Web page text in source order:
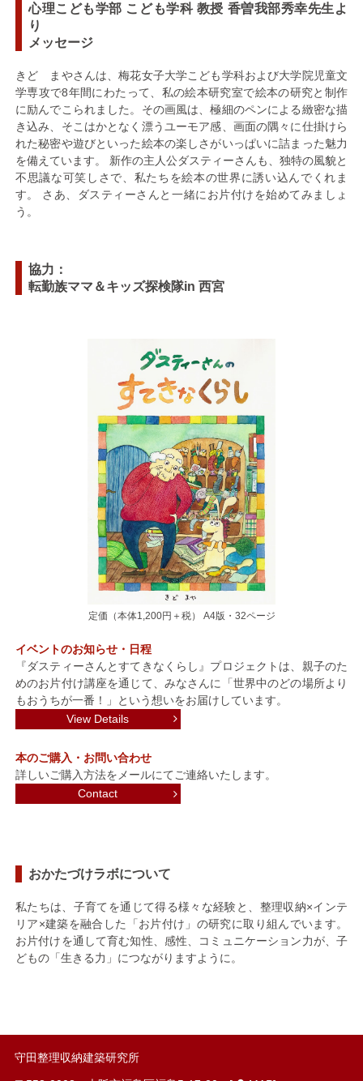
心理こども学部 こども学科 教授 香曽我部秀幸先生よ
り
メッセージ
きど まやさんは、梅花女子大学こども学科および大学院児童文
学専攻で8年間にわたって、私の絵本研究室で絵本の研究と制作
に励んでこられました。その画風は、極細のペンによる緻密な描
き込み、そこはかとなく漂うユーモア感、画面の隅々に仕掛けら
れた秘密や遊びといった絵本の楽しさがいっぱいに詰まった魅力
を備えています。 新作の主人公ダスティーさんも、独特の風貌と
不思議な可笑しさで、私たちを絵本の世界に誘い込んでくれま
す。 さあ、ダスティーさんと一緒にお片付けを始めてみましょ
う。
協力：
転勤族ママ＆キッズ探検隊in 西宮
定価（本体1,200円＋税） A4版・32ページ
イベントのお知らせ・日程
『ダスティーさんとすてきなくらし』プロジェクトは、親子のた
めのお片付け講座を通じて、みなさんに「世界中のどの場所より
もおうちが一番！」という想いをお届けしています。
View Details
本のご購入・お問い合わせ
詳しいご購入方法をメールにてご連絡いたします。
Contact
おかたづけラボについて
私たちは、子育てを通じて得る様々な経験と、整理収納×インテ
リア×建築を融合した「お片付け」の研究に取り組んでいます。
お片付けを通して育む知性、感性、コミュニケーション力が、子
どもの「生きる力」につながりますように。
守田整理収納建築研究所